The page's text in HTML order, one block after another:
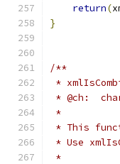
return(
}
/**
*
* @ch:
*
* This
* Use
*